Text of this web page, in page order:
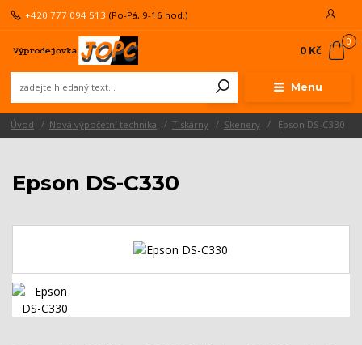
Menu
+420 777 094 513 (Po-Pá, 9-16 hod.)
0
0 Kč
Úvod Nová výpočetní technika Tiskárny Skenery Epson DS-C330
Epson DS-C330